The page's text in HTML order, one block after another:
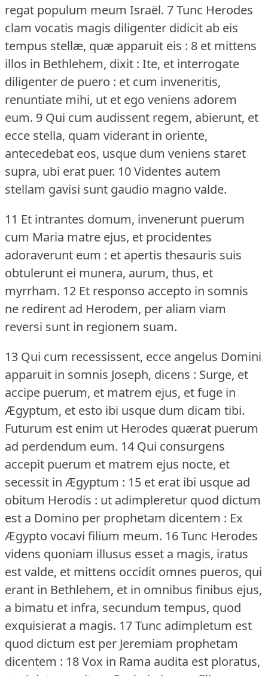
regat populum meum Israël. 7 Tunc Herodes
clam vocatis magis diligenter didicit ab eis
tempus stellæ, quæ apparuit eis : 8 et mittens
illos in Bethlehem, dixit : Ite, et interrogate
diligenter de puero : et cum inveneritis,
renuntiate mihi, ut et ego veniens adorem
eum. 9 Qui cum audissent regem, abierunt, et
ecce stella, quam viderant in oriente,
antecedebat eos, usque dum veniens staret
supra, ubi erat puer. 10 Videntes autem
stellam gavisi sunt gaudio magno valde.
11 Et intrantes domum, invenerunt puerum
cum Maria matre ejus, et procidentes
adoraverunt eum : et apertis thesauris suis
obtulerunt ei munera, aurum, thus, et
myrrham. 12 Et responso accepto in somnis
ne redirent ad Herodem, per aliam viam
reversi sunt in regionem suam.
13 Qui cum recessissent, ecce angelus Domini
apparuit in somnis Joseph, dicens : Surge, et
accipe puerum, et matrem ejus, et fuge in
Ægyptum, et esto ibi usque dum dicam tibi.
Futurum est enim ut Herodes quærat puerum
ad perdendum eum. 14 Qui consurgens
accepit puerum et matrem ejus nocte, et
secessit in Ægyptum : 15 et erat ibi usque ad
obitum Herodis : ut adimpleretur quod dictum
est a Domino per prophetam dicentem : Ex
Ægypto vocavi filium meum. 16 Tunc Herodes
videns quoniam illusus esset a magis, iratus
est valde, et mittens occidit omnes pueros, qui
erant in Bethlehem, et in omnibus finibus ejus,
a bimatu et infra, secundum tempus, quod
exquisierat a magis. 17 Tunc adimpletum est
quod dictum est per Jeremiam prophetam
dicentem : 18 Vox in Rama audita est ploratus,